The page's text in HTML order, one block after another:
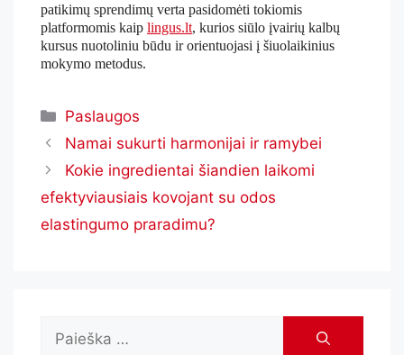
patikimų sprendimų verta pasidomėti tokiomis
platformomis kaip lingus.lt, kurios siūlo įvairių kalbų
kursus nuotoliniu būdu ir orientuojasi į šiuolaikinius
mokymo metodus.
Paslaugos
Namai sukurti harmonijai ir ramybei
Kokie ingredientai šiandien laikomi
efektyviausiais kovojant su odos
elastingumo praradimu?